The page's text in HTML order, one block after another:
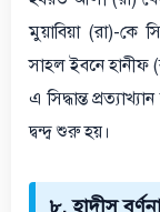
মুয়াবিয়া (রা)-কে
সাহল ইবনে হানীফ
এ সিদ্ধান্ত
দ্বন্দ্ব শুরু হয়।
৮. হাদীস